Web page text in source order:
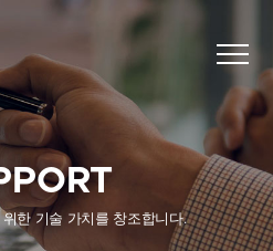
한 기술 가치를 창조합니다.